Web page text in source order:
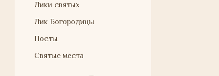
Лики святых
Лик Богородицы
Посты
Святые места